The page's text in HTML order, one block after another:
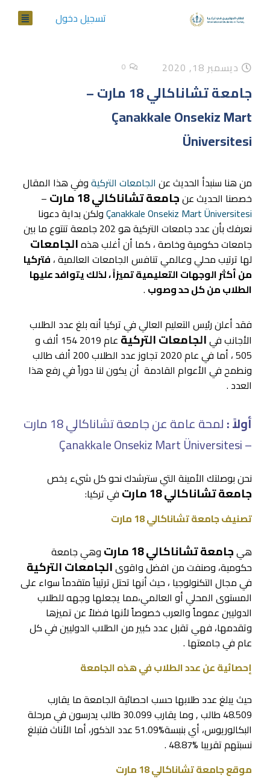
تسجيل دخول
ديسمبر 18, 2020 0
جامعة تشاناكالي 18 مارت –
Çanakkale Onsekiz Mart
Üniversitesi
من هنا سنبدأ الحديث عن الجامعات التركيةوفي هذا المقال
خصصنا الحديث عنجامعة تشاناكالي 18 مارت
–
Çanakkale Onsekiz Mart Üniversitesiولكن بداية دعونا
نعرفك بأن عدد جامعات التركية هو 202 جامعة تنتوع ما بين
جامعات حكومية وخاصة ، كما أن أغلب هذهالجامعات
لها ترتيب محلي وعالمي تنافس الجامعات العالمية ، فتركيا
من أكثر الوجهات التعليمية تميزاً ، لذلك يتوافد عليها
الطلاب من كل حد وصوب .
فقد أعلن رئيس التعليم العالي في تركيا أنه بلغ عدد الطلاب
الأجانب فيالجامعات التركية
عام 2019 154 ألف و
505 ، أما في عام 2020 تجاوز عدد الطلاب 200 ألف طالب
ونطمح في الأعوام القادمة أن يكون لنا دوراً في رفع هذا
العدد .
أولاً :
لمحة عامة عن جامعة تشاناكالي 18 مارت
– Çanakkale Onsekiz Mart Üniversitesi
نحن بوصلتك الأمينة التي سترشدك نحو كل شيء يخص
جامعة تشاناكالي 18 مارت
في تركيا:
تصنيف جامعة تشاناكالي 18 مارت
هيجامعة تشاناكالي 18 مارت
وهي جامعة
حكومية، وصنفت من افضل واقوىالجامعات التركية
في مجال التكنولوجيا ، حيث أنها تحتل ترتيباً متقدماً سواء على
المستوى المحلي أو العالمي،مما يجعلها وجهه للطلاب
الدوليين عموماً والعرب خصوصاً لأنها فضلاً عن تميزها
وتقدمها، فهي تقبل عدد كبير من الطلاب الدوليين في كل
عام في جامعتها .
إحصائية عن عدد الطلاب في هذه الجامعة
حيث يبلغ عدد طلابها حسب احصائية الجامعة ما يقارب
48.509 طالب , وما يقارب 30.099 طالب يدرسون في مرحلة
البكالوريوس، أي بنبسة%51.09 عدد الذكور، أما الأناث فتبلغ
نسبتهم تقريبا %48.87 .
موقع جامعة تشاناكالي 18 مارت